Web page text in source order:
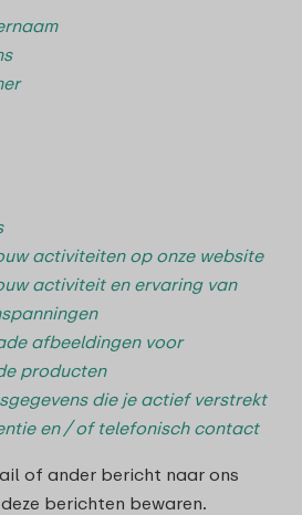
activiteiten op onze website
activiteit en ervaring van
afbeeldingen voor
producten
die je actief verstrekt
en / of telefonisch contact
of ander bericht naar ons
berichten bewaren.